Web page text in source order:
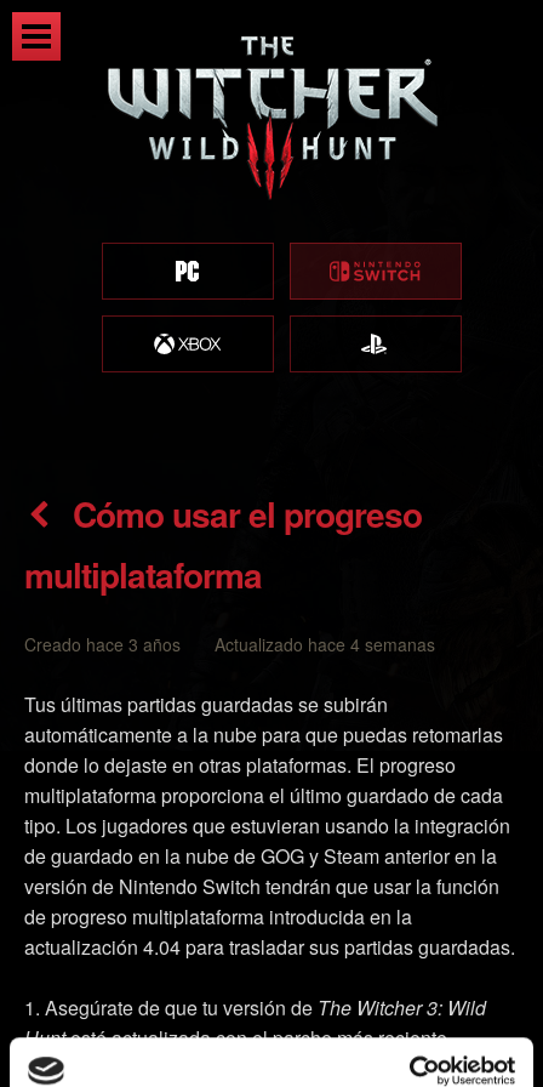
Cómo usar el progreso
multiplataforma
Creado hace 3 años Actualizado hace 4 semanas
Tus últimas partidas guardadas se subirán
automáticamente a la nube para que puedas retomarlas
donde lo dejaste en otras plataformas. El progreso
multiplataforma proporciona el último guardado de cada
tipo. Los jugadores que estuvieran usando la integración
de guardado en la nube de GOG y Steam anterior en la
versión de Nintendo Switch tendrán que usar la función
de progreso multiplataforma introducida en la
actualización 4.04 para trasladar sus partidas guardadas.
Asegúrate de que tu versión de The Witcher 3: Wild
Huntesté actualizada con el parche más reciente
(puedes comprobarlo en el menú principal del juego,